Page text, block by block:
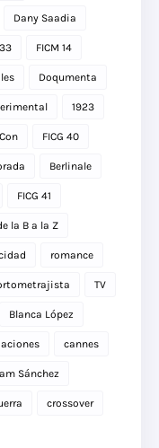
Dany Saadia
FICM 14
Doqumenta
1923
FICG 40
Berlinale
FICG 41
la B a la Z
romance
TV
Blanca López
cannes
Sánchez
crossover